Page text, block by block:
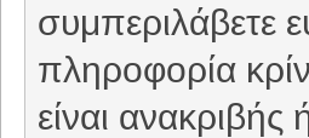
συμπεριλάβετε
πληροφορία
είναι